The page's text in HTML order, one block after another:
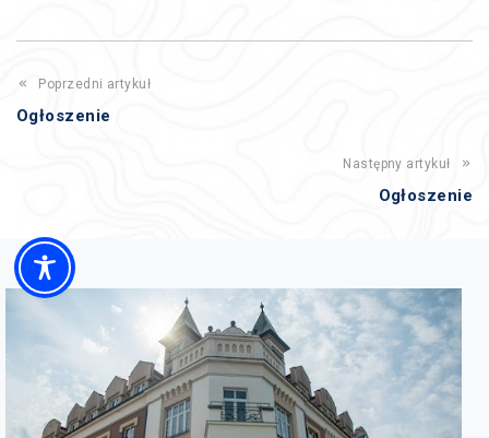
Poprzedni artykuł
Ogłoszenie
Następny artykuł
Ogłoszenie